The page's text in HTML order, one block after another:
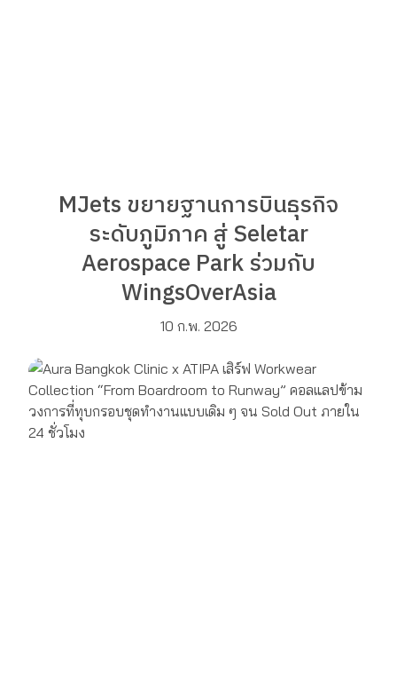
MJets ขยายฐานการบินธุรกิจ
ระดับภูมิภาค สู่ Seletar
Aerospace Park ร่วมกับ
WingsOverAsia
10 ก.พ. 2026